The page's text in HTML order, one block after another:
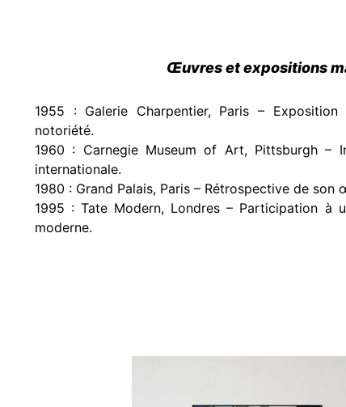
Œuvres et expositions
1955 : Galerie Charpentier, Paris –
notoriété.
1960 : Carnegie Museum of Art, Pittsburgh –
internationale.
1980 : Grand Palais, Paris – Rétrospective de son
1995 : Tate Modern, Londres – Participation à
moderne.